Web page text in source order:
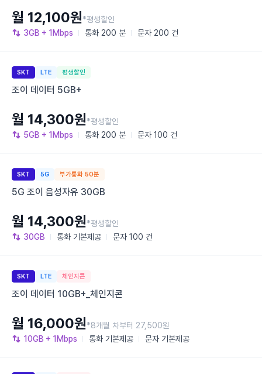
3GB + 1Mbps 통화 200 분 문자 200 건
월 12,100원*평생할인
SKT LTE 평생할인
조이 데이터 5GB+
5GB + 1Mbps 통화 200 분 문자 100 건
월 14,300원*평생할인
SKT 5G 부가통화 50분
5G 조이 음성자유 30GB
30GB 통화 기본제공 문자 100 건
월 14,300원*평생할인
SKT LTE 체인지콘
조이 데이터 10GB+_체인지콘
10GB + 1Mbps 통화 기본제공 문자 기본제공
월 16,000원*8개월 차부터 27,500원